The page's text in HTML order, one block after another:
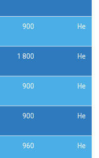
900 Не
1 800 Не
900 Не
900 Не
960 Не